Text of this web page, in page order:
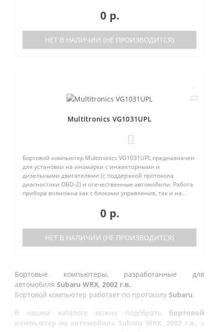
0 р.
НЕТ В НАЛИЧИИ (НЕ ПРОИЗВОДИТСЯ)
Multitronics VG1031UPL
Бортовой компьютер Multitronics VG1031UPL предназначен
для установки на иномарки с инжекторными и
дизельными двигателями (с поддержкой протокола
диагностики OBD-2) и отечественные автомобили. Работа
прибора возможна как с блоками управления, так и на..
0 р.
НЕТ В НАЛИЧИИ (НЕ ПРОИЗВОДИТСЯ)
Бортовые компьютеры, разработанные для
автомобиля Subaru WRX, 2002 г.в.
Бортовой компьютер работает по протоколу Subaru.
В нашем каталоге можно подобрать бортовой
компьютер на автомобиль Subaru WRX, 2002 г.в., а